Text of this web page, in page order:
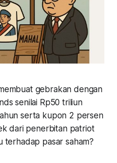
gebrakan dengan
senilai Rp50 triliun
serta kupon 2 persen
dari penerbitan patriot
terhadap pasar saham?